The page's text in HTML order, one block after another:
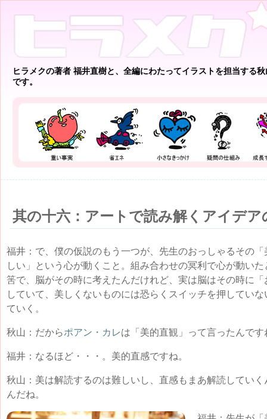
ヒラメクの著者 福井直樹と、全編にわたってイラストを担当する
です。
其の十六：アートで読み解くアイデア
福井：で、僕の仮説のもう一つが、先生のおっしゃるその
しい」という心が動くこと。組み合わせの冥利で心が動い
筈で、脳がその時に考えたんだけれど、実は脳はその時に
していて、美しくないものには恐らくスイッチを押してい
ていく。
秋山：だからポアン・カレは「美的直観」って言ったんです
福井：なるほど・・・。美的直感ですね。
秋山：美は解読するのは難しいし、直感もまあ解読してい
んだね。